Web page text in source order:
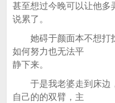
甚至想过今晚可以让他多
说累了。
她碍于颜面本不想打扰
如何努力也无法平
静下来。
于是我老婆走到床边
自己的的双臂，主